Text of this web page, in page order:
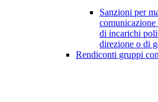
Sanzioni per
di incarichi
direzione o di
Rendiconti gruppi